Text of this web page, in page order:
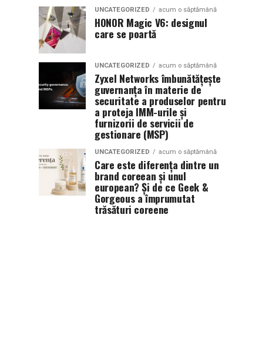
UNCATEGORIZED acum o săptămână
HONOR Magic V6: designul
care se poartă
UNCATEGORIZED acum o săptămână
Zyxel Networks îmbunătățește
guvernanța în materie de
securitate a produselor pentru
a proteja IMM-urile și
furnizorii de servicii de
gestionare (MSP)
UNCATEGORIZED acum o săptămână
Care este diferența dintre un
brand coreean și unul
european? Și de ce Geek &
Gorgeous a împrumutat
trăsături coreene